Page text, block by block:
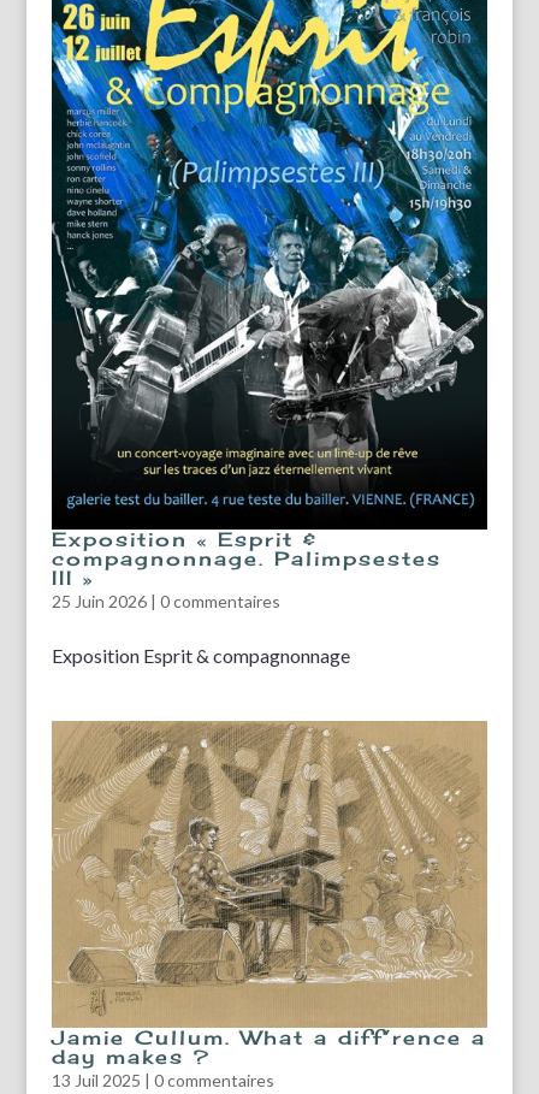
Exposition « Esprit &
compagnonnage. Palimpsestes
III »
25 Juin 2026| 0 commentaires
Exposition Esprit & compagnonnage
Jamie Cullum. What a diff’rence a
day makes ?
13 Juil 2025 | 0 commentaires